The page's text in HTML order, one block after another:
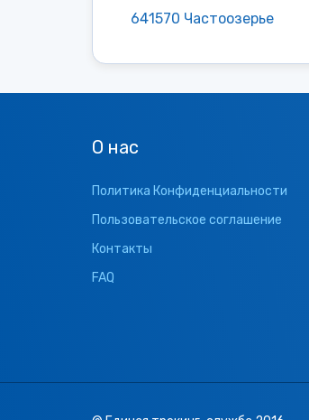
641570 Частоозерье
О нас
Политика Конфиденциальности
Пользовательское соглашение
Контакты
FAQ